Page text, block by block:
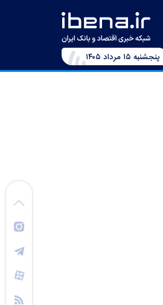
پنجشنبه ۱۵ مرداد ۱۴۰۵